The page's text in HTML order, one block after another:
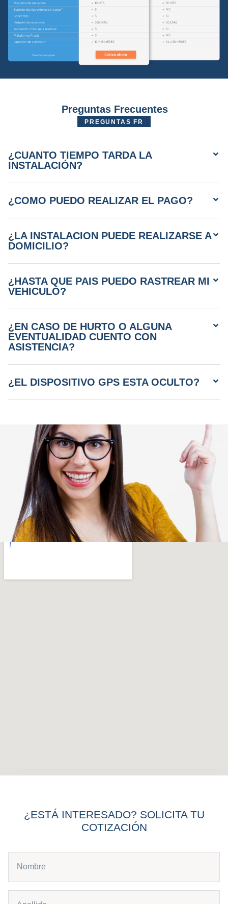
Preguntas Frecuentes
PREGUNTAS FR
¿CUANTO TIEMPO TARDA LA
INSTALACIÓN?
¿COMO PUEDO REALIZAR EL PAGO?
¿LA INSTALACION PUEDE REALIZARSE A
DOMICILIO?
¿HASTA QUE PAIS PUEDO RASTREAR MI
VEHICULO?
¿EN CASO DE HURTO O ALGUNA
EVENTUALIDAD CUENTO CON
ASISTENCIA?
¿EL DISPOSITIVO GPS ESTA OCULTO?
¿ESTÁ INTERESADO? SOLICITA TU
COTIZACIÓN